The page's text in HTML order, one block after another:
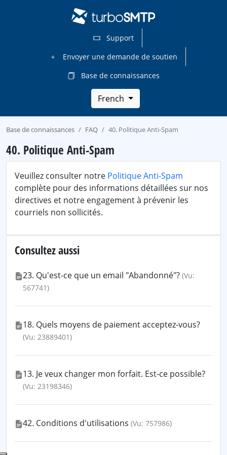
Support
Envoyer une demande de soutien
Base de connaissances
French
Base de connaissances FAQ 40. Politique Anti-Spam
40. Politique Anti-Spam
Veuillez consulter notre Politique Anti-Spam
complète pour des informations détaillées sur nos
directives et notre engagement à prévenir les
courriels non sollicités.
Consultez aussi
23. Qu'est-ce que un email "Abandonné"? (Vu:
567741)
18. Quels moyens de paiement acceptez-vous?
(Vu: 23889401)
13. Je veux changer mon forfait. Est-ce possible?
(Vu: 23198346)
42. Conditions d'utilisations (Vu: 757986)